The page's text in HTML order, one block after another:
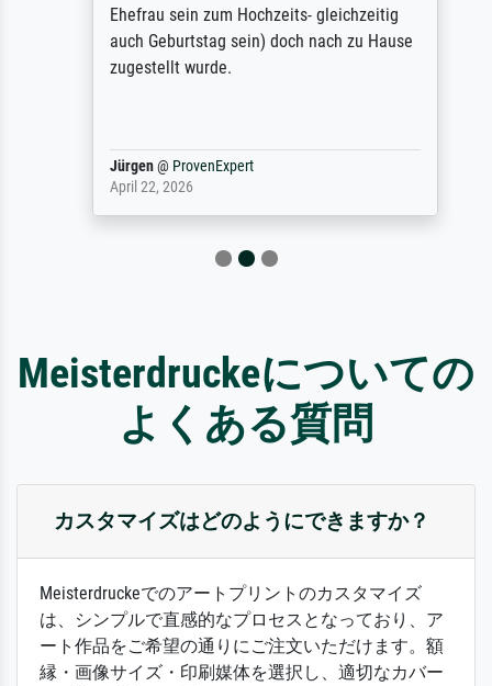
Ehefrau sein zum Hochzeits- gleichzeitig
auch Geburtstag sein) doch nach zu Hause
zugestellt wurde.
Jürgen@ProvenExpert
April 22, 2026
Meisterdruckeについての
よくある質問
カスタマイズはどのようにできますか？
Meisterdruckeでのアートプリントのカスタマイズ
は、シンプルで直感的なプロセスとなっており、ア
ート作品をご希望の通りにご注文いただけます。額
縁・画像サイズ・印刷媒体を選択し、適切なカバー